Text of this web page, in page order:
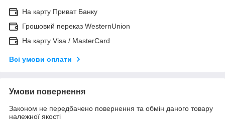
На карту Приват Банку
Грошовий переказ WesternUnion
На карту Visa / MasterCard
Всі умови оплати
Умови повернення
Законом не передбачено повернення та обмін даного товару
належної якості